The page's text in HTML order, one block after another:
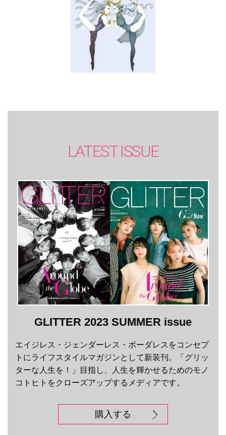
LATEST ISSUE
GLITTER 2023 SUMMER issue
エイジレス・ジェンダーレス・ボーダレスをコンセプ
トにライフスタイルマガジンとして新装刊。「グリッ
ターな人生を！」目指し、人生を輝かせるためのモノ
コトヒトをクローズアップするメディアです。
購入する